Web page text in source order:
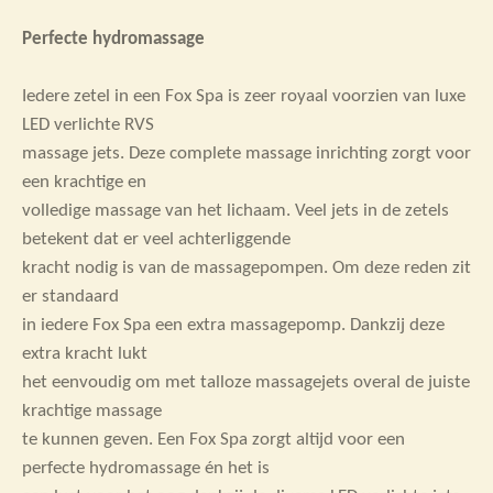
Perfecte hydromassage
Iedere zetel in een Fox Spa is zeer royaal voorzien van luxe
LED verlichte RVS
massage jets. Deze complete massage inrichting zorgt voor
een krachtige en
volledige massage van het lichaam. Veel jets in de zetels
betekent dat er veel achterliggende
kracht nodig is van de massagepompen. Om deze reden zit
er standaard
in iedere Fox Spa een extra massagepomp. Dankzij deze
extra kracht lukt
het eenvoudig om met talloze massagejets overal de juiste
krachtige massage
te kunnen geven. Een Fox Spa zorgt altijd voor een
perfecte hydromassage én het is